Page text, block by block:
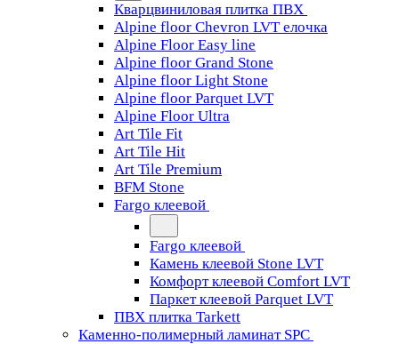
Кварцвиниловая плитка ПВХ
Alpine floor Chevron LVT елочка
Alpine Floor Easy line
Alpine floor Grand Stone
Alpine floor Light Stone
Alpine floor Parquet LVT
Alpine Floor Ultra
Art Tile Fit
Art Tile Hit
Art Tile Premium
BFM Stone
Fargo клеевой
Fargo клеевой
Камень клеевой Stone LVT
Комфорт клеевой Comfort LVT
Паркет клеевой Parquet LVT
ПВХ плитка Tarkett
Каменно-полимерный ламинат SPC